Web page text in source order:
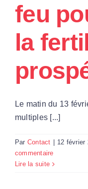
Contact
feu
la
Le matin du 13
multiples [...]
Par Contact 12 février
commentaire
Lire la suite